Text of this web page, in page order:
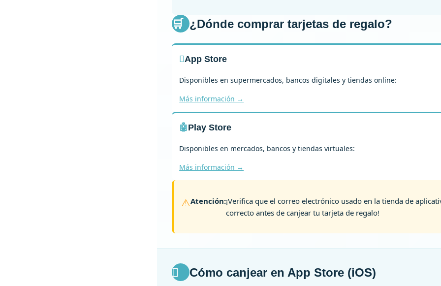
🛒 ¿Dónde comprar tarjetas de regalo?
App Store
Disponibles en supermercados, bancos digitales y tiendas online:
Más información →
🤖Play Store
Disponibles en mercados, bancos y tiendas virtuales:
Más información →
⚠️Atención:¡Verifica que el correo electrónico usado en la tienda de
correcto antes de canjear tu tarjeta de regalo!
 Cómo canjear en App Store (iOS)